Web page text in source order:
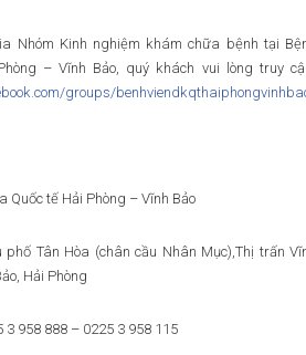
Nhóm Kinh nghiệm khám chữa bệnh tại
– Vĩnh Bảo, quý khách vui lòng truy
groups/
Quốc tế Hải Phòng – Vĩnh Bảo
phố Tân Hòa (chân cầu Nhân Mục),Thị trấn
Hải Phòng
3 958 888 – 0225 3 958 115